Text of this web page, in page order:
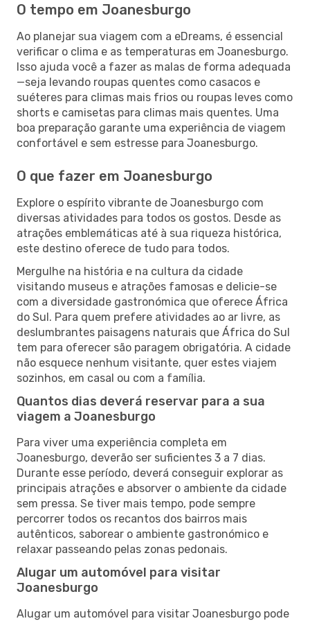
O tempo em Joanesburgo
Ao planejar sua viagem com a eDreams, é essencial
verificar o clima e as temperaturas em Joanesburgo.
Isso ajuda você a fazer as malas de forma adequada
—seja levando roupas quentes como casacos e
suéteres para climas mais frios ou roupas leves como
shorts e camisetas para climas mais quentes. Uma
boa preparação garante uma experiência de viagem
confortável e sem estresse para Joanesburgo.
O que fazer em Joanesburgo
Explore o espírito vibrante de Joanesburgo com
diversas atividades para todos os gostos. Desde as
atrações emblemáticas até à sua riqueza histórica,
este destino oferece de tudo para todos.
Mergulhe na história e na cultura da cidade
visitando museus e atrações famosas e delicie-se
com a diversidade gastronómica que oferece África
do Sul. Para quem prefere atividades ao ar livre, as
deslumbrantes paisagens naturais que África do Sul
tem para oferecer são paragem obrigatória. A cidade
não esquece nenhum visitante, quer estes viajem
sozinhos, em casal ou com a família.
Quantos dias deverá reservar para a sua
viagem a Joanesburgo
Para viver uma experiência completa em
Joanesburgo, deverão ser suficientes 3 a 7 dias.
Durante esse período, deverá conseguir explorar as
principais atrações e absorver o ambiente da cidade
sem pressa. Se tiver mais tempo, pode sempre
percorrer todos os recantos dos bairros mais
autênticos, saborear o ambiente gastronómico e
relaxar passeando pelas zonas pedonais.
Alugar um automóvel para visitar
Joanesburgo
Alugar um automóvel para visitar Joanesburgo pode